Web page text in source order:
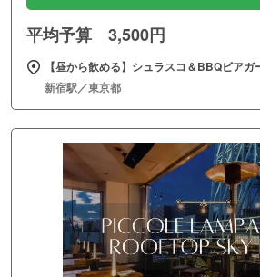
平均予算 3,500円
【昼から飲める】シュラスコ＆BBQビア
新宿駅／東京都